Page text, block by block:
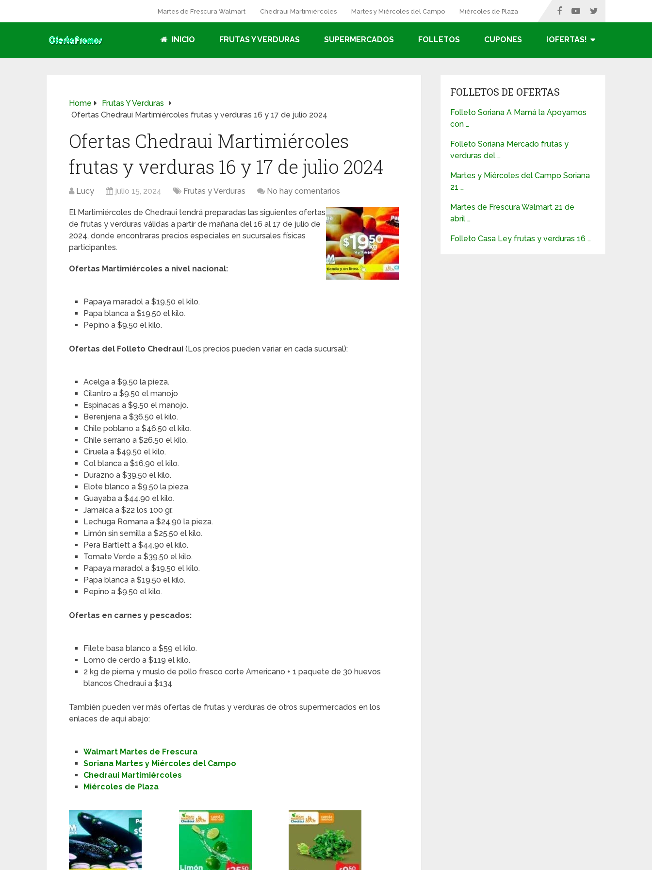
Martes de Frescura Walmart Chedraui Martimiércoles Martes y Miércoles del Campo Miércoles de Plaza
INICIO FRUTAS Y VERDURAS SUPERMERCADOS FOLLETOS CUPONES ¡OFERTAS!
Home
Frutas Y Verduras
Ofertas Chedraui Martimiércoles frutas y verduras 16 y 17 de julio 2024
Ofertas Chedraui Martimiércoles
frutas y verduras 16 y 17 de julio 2024
Lucy julio 15, 2024 Frutas y Verduras No hay comentarios
El Martimiércoles de Chedraui tendrá preparadas las siguientes ofertas
de frutas y verduras válidas a partir de mañana del 16 al 17 de julio de
2024, donde encontraras precios especiales en sucursales físicas
participantes.
Ofertas Martimiércoles a nivel nacional:
Papaya maradol a $19.50 el kilo.
Papa blanca a $19.50 el kilo.
Pepino a $9.50 el kilo.
Ofertas del Folleto Chedraui (Los precios pueden variar en cada sucursal):
Acelga a $9.50 la pieza.
Cilantro a $9.50 el manojo
Espinacas a $9.50 el manojo.
Berenjena a $36.50 el kilo.
Chile poblano a $46.50 el kilo.
Chile serrano a $26.50 el kilo.
Ciruela a $49.50 el kilo.
Col blanca a $16.90 el kilo.
Durazno a $39.50 el kilo.
Elote blanco a $9.50 la pieza.
Guayaba a $44.90 el kilo.
Jamaica a $22 los 100 gr.
Lechuga Romana a $24.90 la pieza.
Limón sin semilla a $25.50 el kilo.
Pera Bartlett a $44.90 el kilo.
Tomate Verde a $39.50 el kilo.
Papaya maradol a $19.50 el kilo.
Papa blanca a $19.50 el kilo.
Pepino a $9.50 el kilo.
Ofertas en carnes y pescados:
Filete basa blanco a $59 el kilo.
Lomo de cerdo a $119 el kilo.
2 kg de pierna y muslo de pollo fresco corte Americano + 1 paquete de 30 huevos
blancos Chedraui a $134
También pueden ver más ofertas de frutas y verduras de otros supermercados en los
enlaces de aquí abajo:
Walmart Martes de Frescura
Soriana Martes y Miércoles del Campo
Chedraui Martimiércoles
Miércoles de Plaza
FOLLETOS DE OFERTAS
Folleto Soriana A Mamá la Apoyamos
con …
Folleto Soriana Mercado frutas y
verduras del …
Martes y Miércoles del Campo Soriana
21 …
Martes de Frescura Walmart 21 de
abril …
Folleto Casa Ley frutas y verduras 16 …